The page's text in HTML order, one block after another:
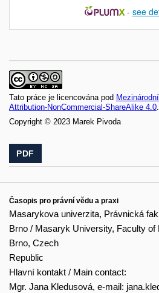
- see
Tato práce je licencována pod
Attribution-NonCommercial-ShareAlike 4.0.
Copyright © 2023 Marek Pivoda
PDF
Časopis pro právní vědu a praxi
Masarykova univerzita, Právnická
Brno / Masaryk University, Faculty of
Brno, Czech
Republic
Hlavní kontakt / Main contact:
Mgr. Jana Kledusová, e-mail: